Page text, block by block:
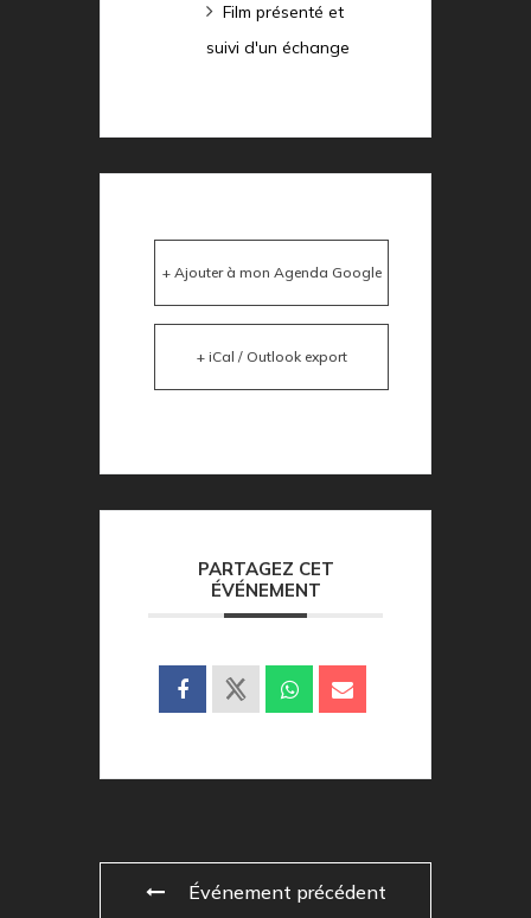
Film présenté et
suivi d'un échange
+ Ajouter à mon Agenda Google
+ iCal / Outlook export
PARTAGEZ CET
ÉVÉNEMENT
Événement précédent